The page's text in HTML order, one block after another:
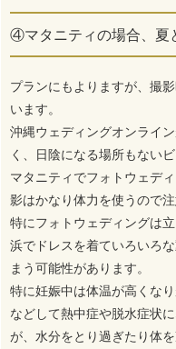
④マタニティの場合、夏
プランにもよりますが、撮
います。
沖縄ウェディングオンライ
く、日陰になる場所もないビ
マタニティでフォトウェデ
影はかなり体力を使うので注
特にフォトウェディングは
浜でドレスを着ていろいろ
まう可能性があります。
特に妊娠中は体温が高くな
などして熱中症や脱水症状
が、水分をとり過ぎたり体